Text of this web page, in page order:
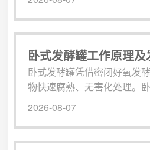
出，整体运行转速低，依靠
动筛分机依靠电机带动筛箱
筛网上面跳跃前进，利用振
依靠高频震动实现大小物料
大，运行频率高。其次是处
卧式发酵罐凭借密闭好氧发
物快速腐熟、无害化处理。
原理为密闭高温好氧微生物
能控制系统、搅拌翻料机构
恒温温控系统，工作流程科
2026-08-07